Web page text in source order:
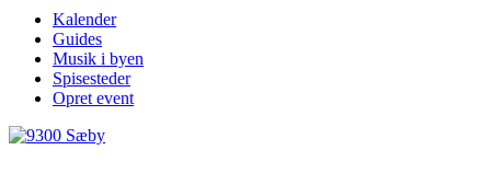
Kalender
Guides
Musik i byen
Spisesteder
Opret event